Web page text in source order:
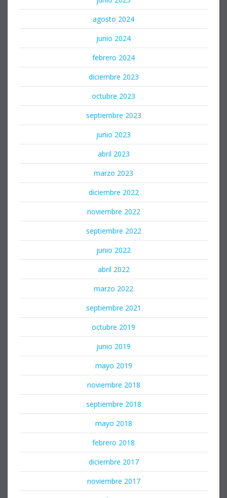
agosto 2024
junio 2024
febrero 2024
diciembre 2023
octubre 2023
septiembre 2023
junio 2023
abril 2023
marzo 2023
diciembre 2022
noviembre 2022
septiembre 2022
junio 2022
abril 2022
marzo 2022
septiembre 2021
octubre 2019
junio 2019
mayo 2019
noviembre 2018
septiembre 2018
mayo 2018
febrero 2018
diciembre 2017
noviembre 2017